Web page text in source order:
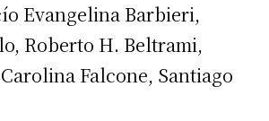
Evangelina Barbieri,
Roberto H. Beltrami,
Falcone, Santiago